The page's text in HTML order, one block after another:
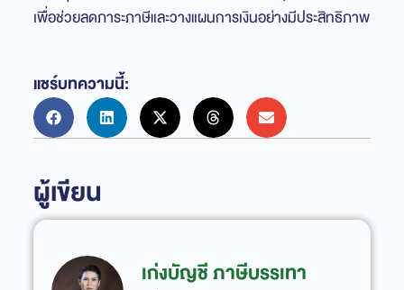
เพื่อช่วยลดภาระภาษีและวางแผนการเงินอย่างมีประสิทธิภาพ
แชร์บทความนี้:
ผู้เขียน
เก่งบัญชี ภาษีบรรเทา